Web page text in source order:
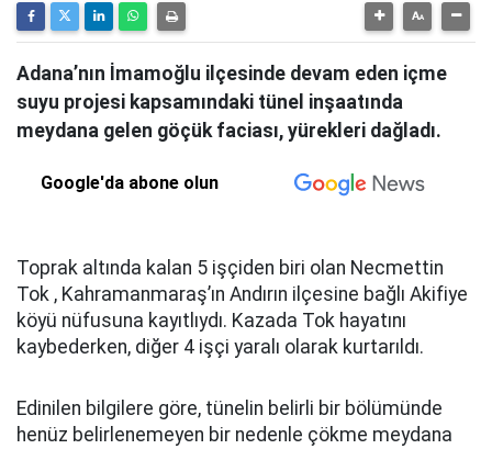
Adana’nın İmamoğlu ilçesinde devam eden içme
suyu projesi kapsamındaki tünel inşaatında
meydana gelen göçük faciası, yürekleri dağladı.
Google'da abone olun
Toprak altında kalan 5 işçiden biri olan Necmettin
Tok , Kahramanmaraş’ın Andırın ilçesine bağlı Akifiye
köyü nüfusuna kayıtlıydı. Kazada Tok hayatını
kaybederken, diğer 4 işçi yaralı olarak kurtarıldı.
Edinilen bilgilere göre, tünelin belirli bir bölümünde
henüz belirlenemeyen bir nedenle çökme meydana